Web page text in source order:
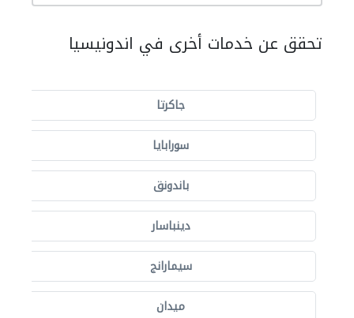
تحقق عن خدمات أخرى في اندونيسيا
جاكرتا
سورابايا
باندونق
دينباسار
سيمارانج
ميدان